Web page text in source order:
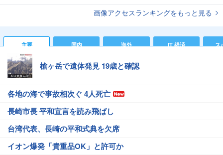
画像アクセスランキングをもっと見る
主要 国内 海外 IT 経済 ス
槍ヶ岳で遺体発見 19歳と確認
各地の海で事故相次ぐ 4人死亡
長崎市長 平和宣言を読み飛ばし
台湾代表、長崎の平和式典を欠席
イオン爆発「貴重品OK」と許可か